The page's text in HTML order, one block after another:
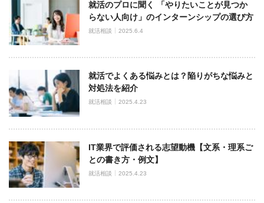
就活のプロに聞く 「やりたいことが見つか
らない人向け」のインターンシップの選び方
就活相談 2025.6.4
就活でよくある悩みとは？陥りがちな悩みと
対処法を紹介
就活相談 2025.4.23
IT業界で評価される志望動機【文系・理系ご
との書き方・例文】
就活相談 2025.4.23